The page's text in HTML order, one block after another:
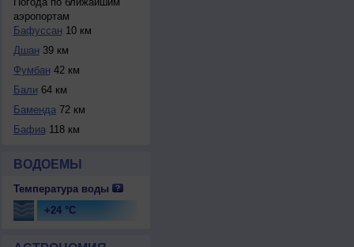
аэропортам
Бафуссан 10 км
Дшан 39 км
Фумбан 42 км
Бали 64 км
Баменда72 км
Бафиа118 км
ВОДОЕМЫ
Температура воды
+24 °C